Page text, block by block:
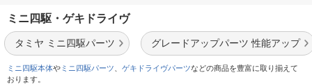
ミニ四駆・ゲキドライヴ
タミヤ ミニ四駆パーツ グレードアップパーツ 性能アップ
ミニ四駆本体や ミニ四駆パーツ ゲキドライヴパーツなどの商品を豊富に取り揃えて
おります。